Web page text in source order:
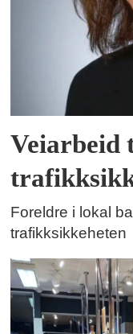
Veiarbeid
Foreldre i lokal
trafikksikkeheten